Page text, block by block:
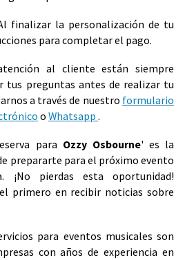
finalizar la personalización de tu
para completar el pago.
al cliente están siempre
tus preguntas antes de realizar tu
a través de nuestro formulario
o Whatsapp .
para Ozzy Osbourne' es la
prepararte para el próximo evento
pierdas esta oportunidad!
primero en recibir noticias sobre
para eventos musicales son
con años de experiencia en